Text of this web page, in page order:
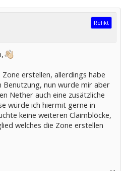
Relikt
erstellen, allerdings habe
Benutzung, nun wurde mir aber
Nether auch eine zusätzliche
würde ich hiermit gerne in
keine weiteren Claimblöcke,
welches die Zone erstellen